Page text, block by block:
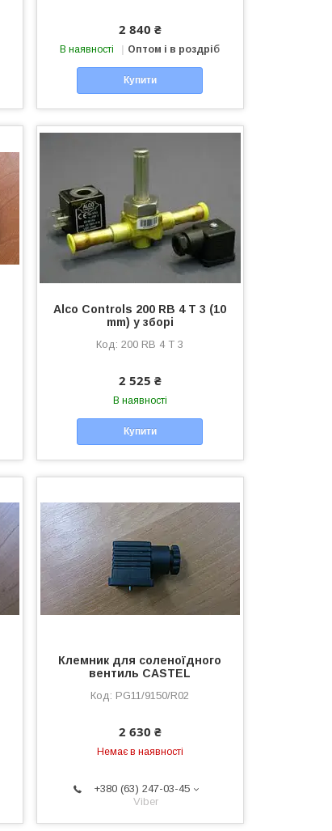
2 840 ₴
В наявності Оптом і в роздріб
Купити
Alco Controls 200 RB 4 T 3 (10
mm) у зборі
200 RB 4 T 3
2 525 ₴
В наявності
Купити
Клемник для соленоїдного
вентиль CASTEL
PG11/9150/R02
2 630 ₴
Немає в наявності
+380 (63) 247-03-45
Viber